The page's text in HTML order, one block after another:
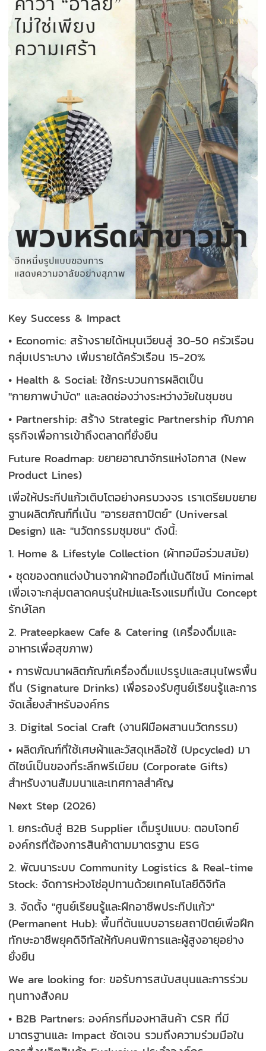
Key Success & Impact
• Economic: สร้างรายได้หมุนเวียนสู่ 30-50 ครัวเรือน
กลุ่มเปราะบาง เพิ่มรายได้ครัวเรือน 15-20%
• Health & Social: ใช้กระบวนการผลิตเป็น
"กายภาพบำบัด" และลดช่องว่างระหว่างวัยในชุมชน
• Partnership: สร้าง Strategic Partnership กับภาค
ธุรกิจเพื่อการเข้าถึงตลาดที่ยั่งยืน
Future Roadmap: ขยายอาณาจักรแห่งโอกาส (New
Product Lines)
เพื่อให้ประทีปแก้วเติบโตอย่างครบวงจร เราเตรียมขยาย
ฐานผลิตภัณฑ์ที่เน้น "อารยสถาปัตย์" (Universal
Design) และ "นวัตกรรมชุมชน" ดังนี้:
1. Home & Lifestyle Collection (ผ้าทอมือร่วมสมัย)
• ชุดของตกแต่งบ้านจากผ้าทอมือที่เน้นดีไซน์ Minimal
เพื่อเจาะกลุ่มตลาดคนรุ่นใหม่และโรงแรมที่เน้น Concept
รักษ์โลก
2. Prateepkaew Cafe & Catering (เครื่องดื่มและ
อาหารเพื่อสุขภาพ)
• การพัฒนาผลิตภัณฑ์เครื่องดื่มแปรรูปและสมุนไพรพื้น
ถิ่น (Signature Drinks) เพื่อรองรับศูนย์เรียนรู้และการ
จัดเลี้ยงสำหรับองค์กร
3. Digital Social Craft (งานฝีมือผสานนวัตกรรม)
• ผลิตภัณฑ์ที่ใช้เศษผ้าและวัสดุเหลือใช้ (Upcycled) มา
ดีไซน์เป็นของที่ระลึกพรีเมียม (Corporate Gifts)
สำหรับงานสัมมนาและเทศกาลสำคัญ
Next Step (2026)
1. ยกระดับสู่ B2B Supplier เต็มรูปแบบ: ตอบโจทย์
องค์กรที่ต้องการสินค้าตามมาตรฐาน ESG
2. พัฒนาระบบ Community Logistics & Real-time
Stock: จัดการห่วงโซ่อุปทานด้วยเทคโนโลยีดิจิทัล
3. จัดตั้ง "ศูนย์เรียนรู้และฝึกอาชีพประทีปแก้ว"
(Permanent Hub): พื้นที่ต้นแบบอารยสถาปัตย์เพื่อฝึก
ทักษะอาชีพยุคดิจิทัลให้กับคนพิการและผู้สูงอายุอย่าง
ยั่งยืน
We are looking for: ขอรับการสนับสนุนและการร่วม
ทุนทางสังคม
• B2B Partners: องค์กรที่มองหาสินค้า CSR ที่มี
มาตรฐานและ Impact ชัดเจน รวมถึงความร่วมมือใน